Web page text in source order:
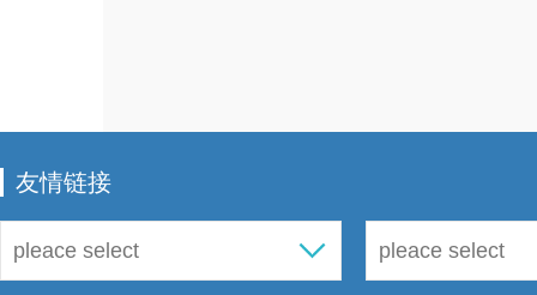
友情链接